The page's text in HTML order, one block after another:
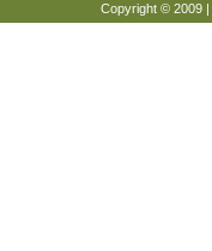
Copyright © 2009